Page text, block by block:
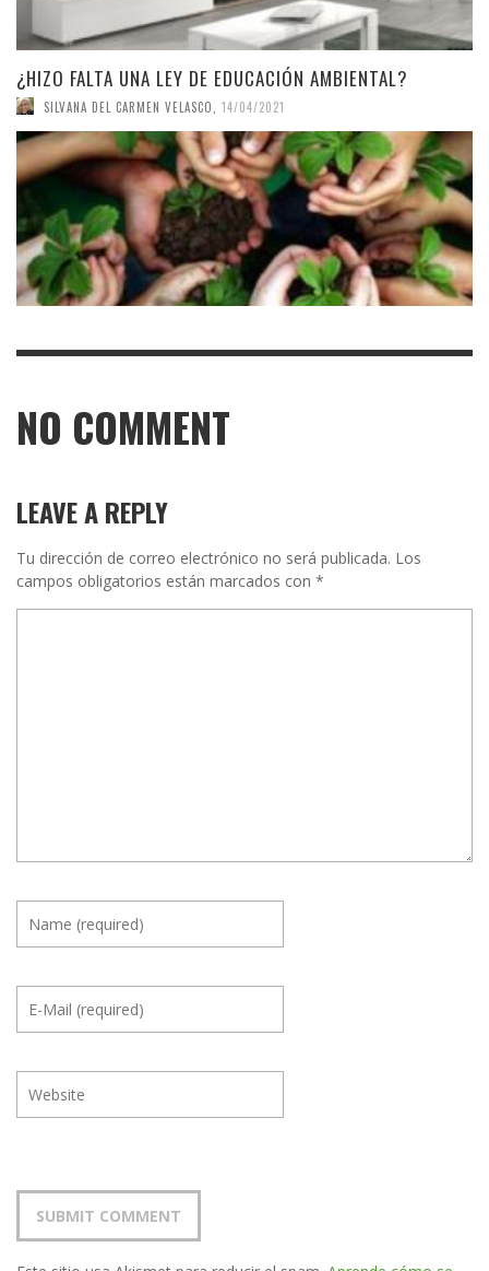
¿HIZO FALTA UNA LEY DE EDUCACIÓN AMBIENTAL?
SILVANA DEL CARMEN VELASCO 14/04/2021
NO COMMENT
LEAVE A REPLY
Tu dirección de correo electrónico no será publicada. Los
campos obligatorios están marcados con *